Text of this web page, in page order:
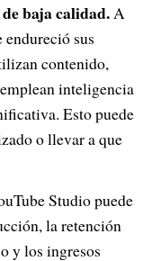
baja calidad.A
sus
contenido,
inteligencia
Esto puede
o llevar a que
Studio puede
la retención
y los ingresos